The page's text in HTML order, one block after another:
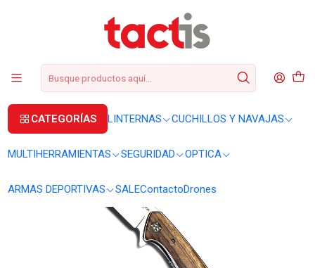
CATEGORÍAS LINTERNAS CUCHILLOS Y NAVAJAS
MULTIHERRAMIENTAS SEGURIDAD OPTICA
ARMAS DEPORTIVAS SALEContactoDrones
+56 2 3224 9572 +569 62369815
CUCHILLOS Y NAVAJAS
NAVAJAS
Navaja Schneide Messer Madera